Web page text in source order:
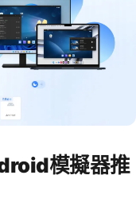
模擬器推